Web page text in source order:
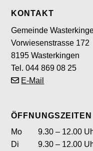
Footer
KONTAKT
Gemeinde
Vorwiesenstrasse 172
8195 Wasterkingen
Tel. 044 869 08 25
E-Mail
ÖFFNUNGSZEITEN
Wochentag
Montag 9.30 – 12.00
Di enstag9.30 – 12.00